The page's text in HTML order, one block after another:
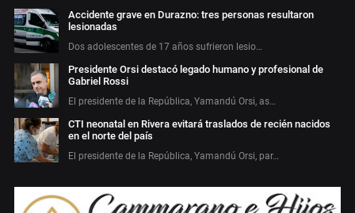
Accidente grave en Durazno: tres personas resultaron
lesionadas
Dos adolescentes de 17 años sufrieron lesio…
Presidente Orsi destacó legado humano y profesional de
Gabriel Rossi
El presidente de la República, Yamandú Orsi, as…
CTI neonatal en Rivera evitará traslados de recién nacidos
en el norte del país
El presidente de la República, Yamandú Orsi, par…